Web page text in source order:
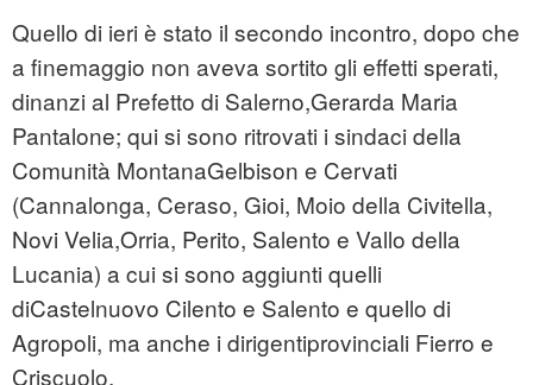
Quello di ieri è stato il secondo incontro, dopo che
a finemaggio non aveva sortito gli effetti sperati,
dinanzi al Prefetto di Salerno,Gerarda Maria
Pantalone; qui si sono ritrovati i sindaci della
Comunità MontanaGelbison e Cervati
(Cannalonga, Ceraso, Gioi, Moio della Civitella,
Novi Velia,Orria, Perito, Salento e Vallo della
Lucania) a cui si sono aggiunti quelli
diCastelnuovo Cilento e Salento e quello di
Agropoli, ma anche i dirigentiprovinciali Fierro e
Criscuolo.